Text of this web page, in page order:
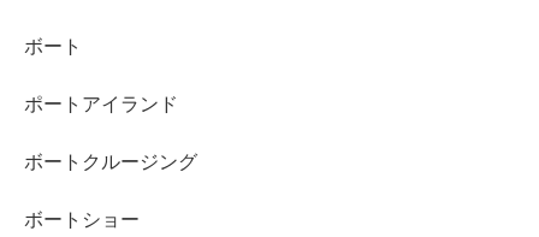
ボート
ポートアイランド
ボートクルージング
ボートショー